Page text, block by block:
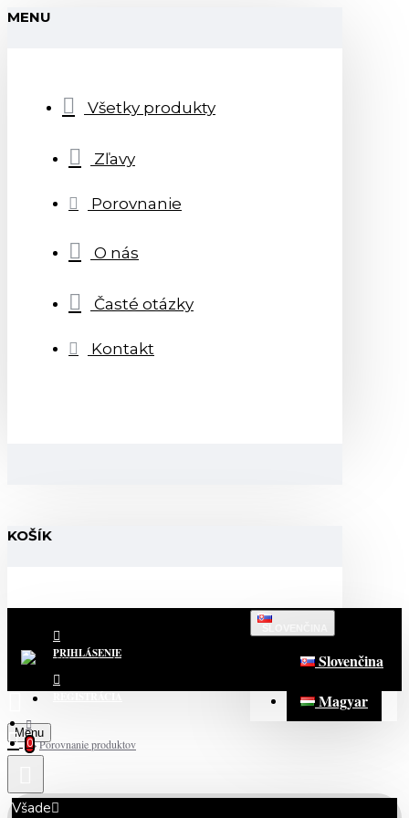
MENU
Všetky produkty
Zľavy
Porovnanie
O nás
Časté otázky
Kontakt
KOŠÍK
PRIHLÁSENIE
Slovenčina
Magyar
Menu
0
Všade
Porovnanie produktov